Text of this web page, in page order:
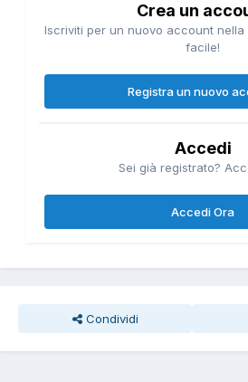
Crea un
Iscriviti per un nuovo account nella
facile!
Registra un nuovo
Accedi
Sei già registrato?
Accedi Ora
Condividi